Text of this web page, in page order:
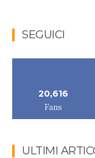
SEGUICI
20,616
Fans
ULTIMI